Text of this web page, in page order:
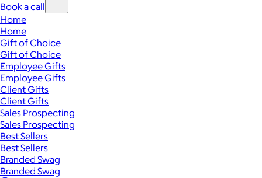
Book a call
Home
Home
Gift of Choice
Gift of Choice
Employee Gifts
Employee Gifts
Client Gifts
Client Gifts
Sales Prospecting
Sales Prospecting
Best Sellers
Best Sellers
Branded Swag
Branded Swag